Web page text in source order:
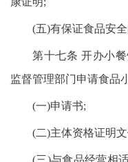
(五)有保证食品安
第十七条 开办小
监督管理部门申请食品
(一)申请书;
(二)主体资格证明
(三)与食品经营相